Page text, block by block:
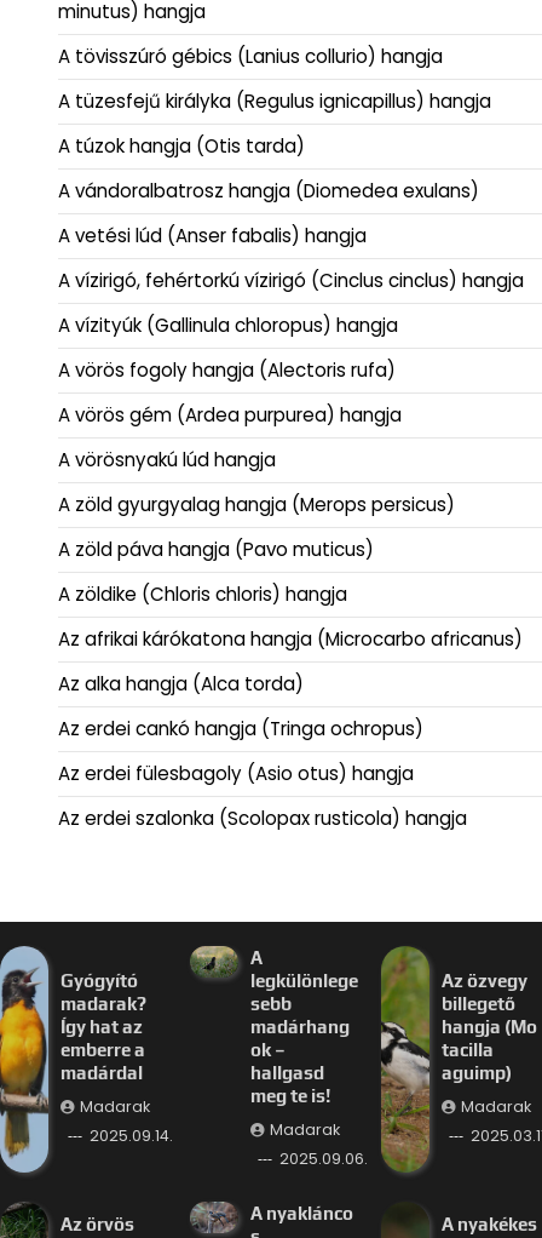
minutus) hangja
A tövisszúró gébics (Lanius collurio) hangja
A tüzesfejű királyka (Regulus ignicapillus) hangja
A túzok hangja (Otis tarda)
A vándoralbatrosz hangja (Diomedea exulans)
A vetési lúd (Anser fabalis) hangja
A vízirigó, fehértorkú vízirigó (Cinclus cinclus) hangja
A vízityúk (Gallinula chloropus) hangja
A vörös fogoly hangja (Alectoris rufa)
A vörös gém (Ardea purpurea) hangja
A vörösnyakú lúd hangja
A zöld gyurgyalag hangja (Merops persicus)
A zöld páva hangja (Pavo muticus)
A zöldike (Chloris chloris) hangja
Az afrikai kárókatona hangja (Microcarbo africanus)
Az alka hangja (Alca torda)
Az erdei cankó hangja (Tringa ochropus)
Az erdei fülesbagoly (Asio otus) hangja
Az erdei szalonka (Scolopax rusticola) hangja
Gyógyító
madarak?
Így hat az
emberre a
madárdal
Madarak
2025.09.14.
A
legkülönlege
sebb
madárhang
ok –
hallgasd
meg te is!
Madarak
2025.09.06.
Az özvegy
billegető
hangja (Mo
tacilla
aguimp)
Madarak
Az örvös
A nyaklánco
A nyakékes